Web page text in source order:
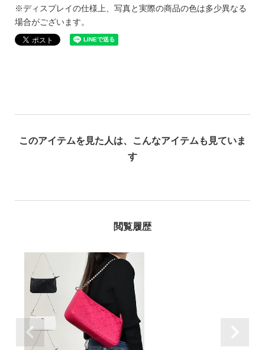
※ディスプレイの仕様上、写真と実際の商品の色は多少異なる
場合がございます。